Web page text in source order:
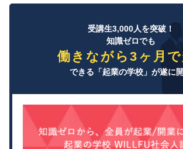
受講生3,000人を突破！
知識ゼロでも
働きながら3ヶ月
できる「起業の学校」が遂に